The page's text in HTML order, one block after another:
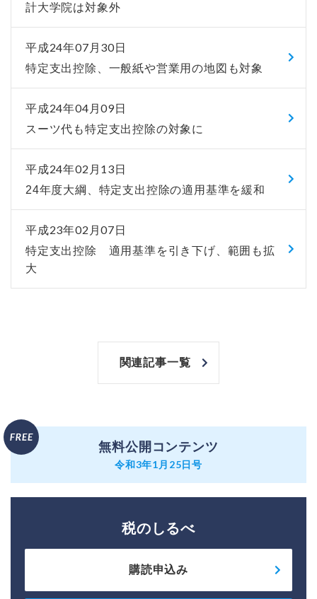
計大学院は対象外
平成24年07月30日
特定支出控除、一般紙や営業用の地図も対象
平成24年04月09日
スーツ代も特定支出控除の対象に
平成24年02月13日
24年度大綱、特定支出控除の適用基準を緩和
平成23年02月07日
特定支出控除 適用基準を引き下げ、範囲も拡
大
関連記事一覧
無料公開コンテンツ
令和3年1月25日号
税のしるべ
購読申込み